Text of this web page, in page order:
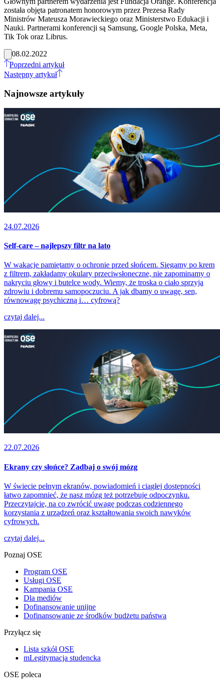
została objęta patronatem honorowym przez Prezesa Rady
Ministrów Mateusza Morawieckiego oraz Ministerstwo Edukacji i
Nauki. Partnerami konferencji są Samsung, Google Polska, Meta,
Tik Tok oraz Librus.
08.02.2022
Poprzedni artykuł
Następny artykuł
Najnowsze artykuły
24.07.2026
Self-care – najlepszy filtr na lato
W wakacje pamiętamy o ochronie przed słońcem. Sięgamy po krem
z filtrem, zakładamy okulary przeciwsłoneczne, nie zapominamy o
nakryciu głowy i butelce wody. Wiemy, że troska o ciało sprzyja
zdrowiu i dobremu samopoczuciu. A jak dbamy o uwagę, sen,
równowagę psychiczną i… cyfrową?
czytaj dalej...
22.07.2026
Ekrany czy słońce? Zadbaj o swój mózg
W świecie pełnym ekranów, powiadomień i ciągłej dostępności
łatwo zapomnieć, że nasz mózg też potrzebuje odpoczynku.
Przeczytajcie, na co zwrócić uwagę podczas codziennego
korzystania z urządzeń oraz kształtowania swoich nawyków
cyfrowych.
czytaj dalej...
Poznaj OSE
Program OSE
Usługi OSE
Kampania OSE
Dla mediów
Dofinansowanie unijne
Dofinansowanie ze środków budżetu państwa
Przyłącz się
Lista szkół OSE
mLegitymacja studencka
OSE poleca